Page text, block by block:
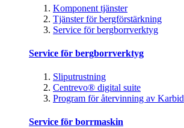
Komponent tjänster
Tjänster för bergförstärkning
Service för bergborrverktyg
Service för bergborrverktyg
Sliputrustning
Centrevo® digital suite
Program för återvinning av Karbid
Service för borrmaskin